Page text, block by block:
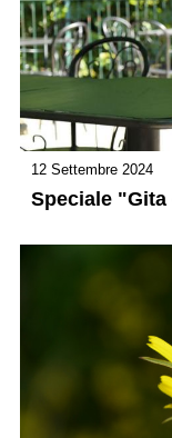
12 Settembre 2024
Speciale